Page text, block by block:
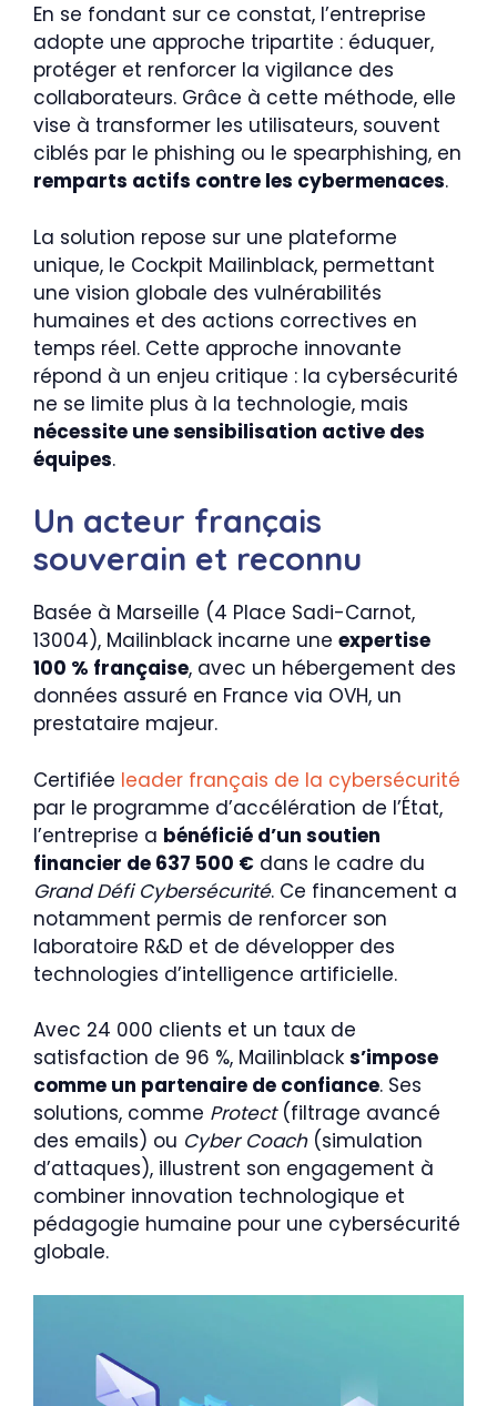
En se fondant sur ce constat, l’entreprise
adopte une approche tripartite : éduquer,
protéger et renforcer la vigilance des
collaborateurs. Grâce à cette méthode, elle
vise à transformer les utilisateurs, souvent
ciblés par le phishing ou le spearphishing, en
remparts actifs contre les cybermenaces.
La solution repose sur une plateforme
unique, le Cockpit Mailinblack, permettant
une vision globale des vulnérabilités
humaines et des actions correctives en
temps réel. Cette approche innovante
répond à un enjeu critique : la cybersécurité
ne se limite plus à la technologie, mais
nécessite une sensibilisation active des
équipes.
Un acteur français
souverain et reconnu
Basée à Marseille (4 Place Sadi-Carnot,
13004), Mailinblack incarne une expertise
100 % française, avec un hébergement des
données assuré en France via OVH, un
prestataire majeur.
Certifiée leader français de la cybersécurité
par le programme d’accélération de l’État,
l’entreprise a bénéficié d’un soutien
financier de 637 500 € dans le cadre du
Grand Défi Cybersécurité. Ce financement a
notamment permis de renforcer son
laboratoire R&D et de développer des
technologies d’intelligence artificielle.
Avec 24 000 clients et un taux de
satisfaction de 96 %, Mailinblack s’impose
comme un partenaire de confiance. Ses
solutions, comme Protect(filtrage avancé
des emails) ou Cyber Coach(simulation
d’attaques), illustrent son engagement à
combiner innovation technologique et
pédagogie humaine pour une cybersécurité
globale.